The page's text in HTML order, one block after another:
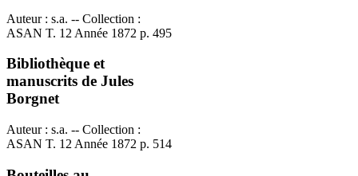
Auteur : s.a. -- Collection :
ASAN T. 12 Année 1872 p. 495
Bibliothèque et
manuscrits de Jules
Borgnet
Auteur : s.a. -- Collection :
ASAN T. 12 Année 1872 p. 514